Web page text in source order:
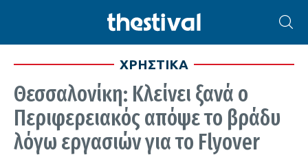
ΧΡΗΣΤΙΚΑ
Θεσσαλονίκη: Κλείνει ξανά ο
Περιφερειακός απόψε το βράδυ
λόγω εργασιών για το Flyover